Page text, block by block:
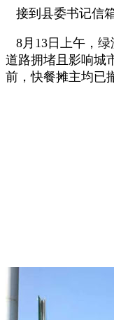
接到县委书记信
8月13日上午，绿
道路拥堵且影响城
前，快餐摊主均已
绿洲街
2025